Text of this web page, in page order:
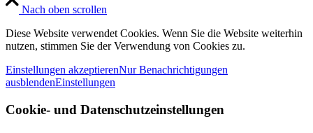
Nach oben scrollen
Diese Website verwendet Cookies. Wenn Sie die Website weiterhin
nutzen, stimmen Sie der Verwendung von Cookies zu.
Einstellungen akzeptierenNur Benachrichtigungen
ausblendenEinstellungen
Cookie- und Datenschutzeinstellungen